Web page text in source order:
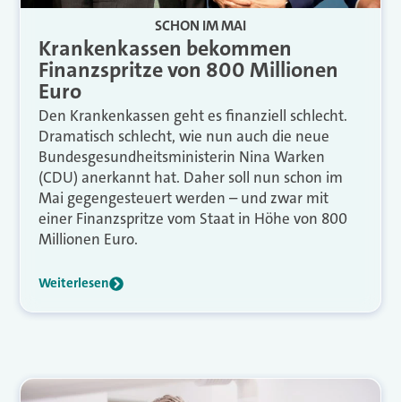
SCHON IM MAI
Krankenkassen bekommen
Finanzspritze von 800 Millionen
Euro
Den Krankenkassen geht es finanziell schlecht.
Dramatisch schlecht, wie nun auch die neue
Bundesgesundheitsministerin Nina Warken
(CDU) anerkannt hat. Daher soll nun schon im
Mai gegengesteuert werden – und zwar mit
einer Finanzspritze vom Staat in Höhe von 800
Millionen Euro.
Weiterlesen